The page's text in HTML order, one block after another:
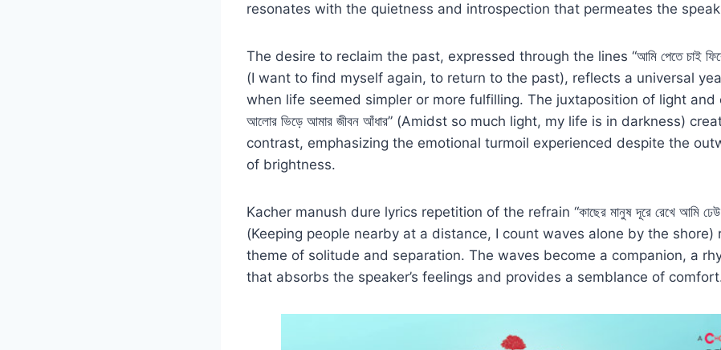
resonates with the quietness and introspection that permeates the
The desire to reclaim the past, expressed through the lines “আমি পেতে চাই ফিরে
(I want to find myself again, to return to the past), reflects a universal
when life seemed simpler or more fulfilling. The juxtaposition of light and
আলোর ভিড়ে আমার জীবন আঁধার” (Amidst so much light, my life is in darkness)
contrast, emphasizing the emotional turmoil experienced despite the
of brightness.
Kacher manush dure lyrics repetition of the refrain “কাছের মানুষ দূরে রেখে আমি ঢেউ
(Keeping people nearby at a distance, I count waves alone by the shore)
theme of solitude and separation. The waves become a companion, a
that absorbs the speaker’s feelings and provides a semblance of